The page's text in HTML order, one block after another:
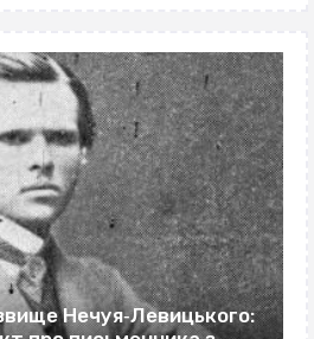
Нечуя‐Левицького: